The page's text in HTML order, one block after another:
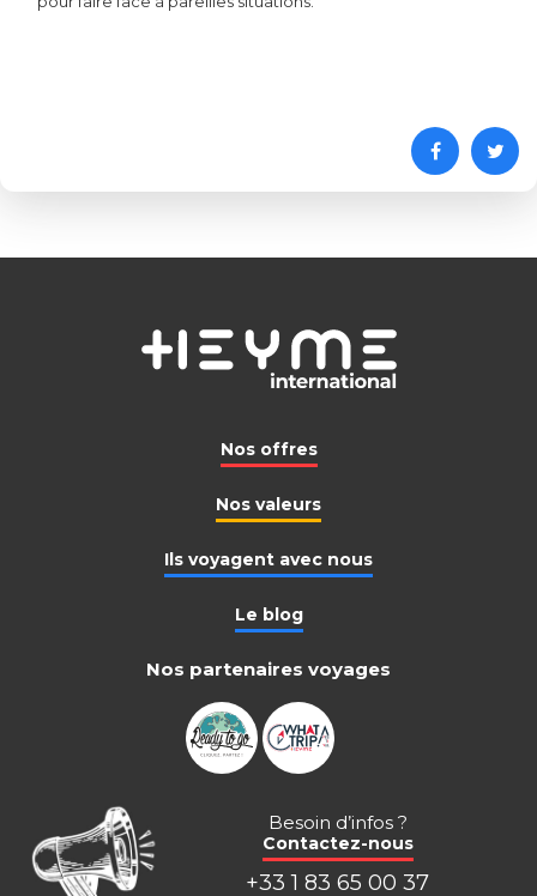
Nos offres
Nos valeurs
Ils voyagent avec nous
Le blog
Nos partenaires voyages
Besoin d’infos ?
Contactez-nous
+33 1 83 65 00 37